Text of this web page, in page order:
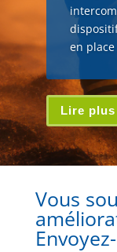
en
Lire plus
Vous